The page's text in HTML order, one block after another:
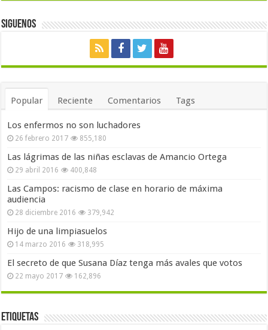
Siguenos
Popular Reciente Comentarios Tags
Los enfermos no son luchadores
26 febrero 2017 855,180
Las lágrimas de las niñas esclavas de Amancio Ortega
29 abril 2016 400,848
Las Campos: racismo de clase en horario de máxima
audiencia
28 diciembre 2016 379,942
Hijo de una limpiasuelos
14 marzo 2016 318,995
El secreto de que Susana Díaz tenga más avales que votos
22 mayo 2017 162,896
Etiquetas